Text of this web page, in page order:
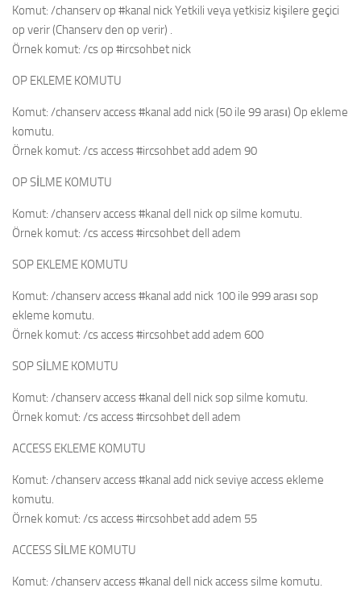
Komut: /chanserv op #kanal nick Yetkili veya yetkisiz kişilere geçici
op verir (Chanserv den op verir) .
Örnek komut: /cs op #ircsohbet nick
OP EKLEME KOMUTU
Komut: /chanserv access #kanal add nick (50 ile 99 arası) Op ekleme
komutu.
Örnek komut: /cs access #ircsohbet add adem 90
OP SİLME KOMUTU
Komut: /chanserv access #kanal dell nick op silme komutu.
Örnek komut: /cs access #ircsohbet dell adem
SOP EKLEME KOMUTU
Komut: /chanserv access #kanal add nick 100 ile 999 arası sop
ekleme komutu.
Örnek komut: /cs access #ircsohbet add adem 600
SOP SİLME KOMUTU
Komut: /chanserv access #kanal dell nick sop silme komutu.
Örnek komut: /cs access #ircsohbet dell adem
ACCESS EKLEME KOMUTU
Komut: /chanserv access #kanal add nick seviye access ekleme
komutu.
Örnek komut: /cs access #ircsohbet add adem 55
ACCESS SİLME KOMUTU
Komut: /chanserv access #kanal dell nick access silme komutu.